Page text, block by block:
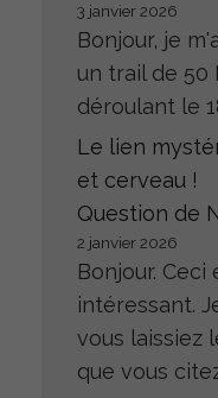
3 janvier 2026
Bonjour, je
un trail de 50
déroulant le
Le lien
et cerveau !
Question de
2 janvier 2026
Bonjour.
intéressant.
vous laissiez
que vous